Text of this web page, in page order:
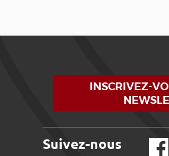
INSCRIVEZ-
Suivez-nous